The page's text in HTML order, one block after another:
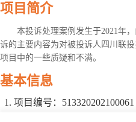
项目简介
本投诉处理案例发生于2021年
诉的主要内容为对被投诉人四川联
项目中的一些质疑和不满。
基本信息
项目编号：513320202100061